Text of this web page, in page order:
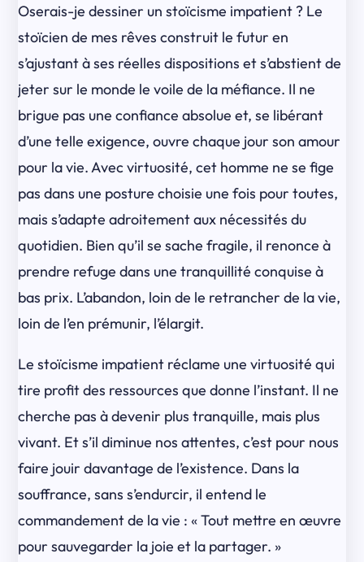
Oserais-je dessiner un stoïcisme impatient ? Le
stoïcien de mes rêves construit le futur en
s’ajustant à ses réelles dispositions et s’abstient de
jeter sur le monde le voile de la méfiance. Il ne
brigue pas une confiance absolue et, se libérant
d’une telle exigence, ouvre chaque jour son amour
pour la vie. Avec virtuosité, cet homme ne se fige
pas dans une posture choisie une fois pour toutes,
mais s’adapte adroitement aux nécessités du
quotidien. Bien qu’il se sache fragile, il renonce à
prendre refuge dans une tranquillité conquise à
bas prix. L’abandon, loin de le retrancher de la vie,
loin de l’en prémunir, l’élargit.
Le stoïcisme impatient réclame une virtuosité qui
tire profit des ressources que donne l’instant. Il ne
cherche pas à devenir plus tranquille, mais plus
vivant. Et s’il diminue nos attentes, c’est pour nous
faire jouir davantage de l’existence. Dans la
souffrance, sans s’endurcir, il entend le
commandement de la vie : « Tout mettre en œuvre
pour sauvegarder la joie et la partager. »